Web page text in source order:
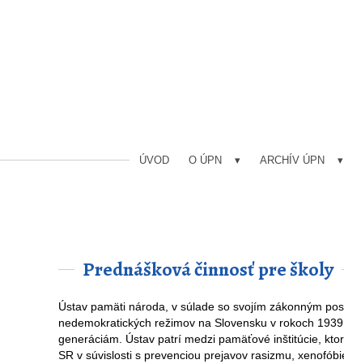
ÚVOD O ÚPN ARCHÍV ÚPN
Prednášková činnosť pre školy
Ústav pamäti národa, v súlade so svojím zákonným
nedemokratických režimov na Slovensku v rokoch
generáciám. Ústav patrí medzi pamäťové inštitúcie,
SR v súvislosti s prevenciou prejavov rasizmu,